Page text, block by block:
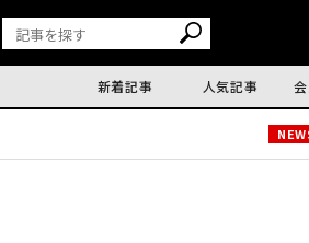
新着記事 人気記事